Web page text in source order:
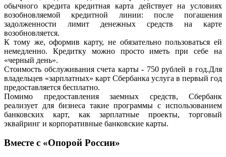
обычного кредита кредитная карта действует на условиях
возобновляемой кредитной линии: после погашения
задолженности лимит денежных средств на карте
возобновляется.
К тому же, оформив карту, не обязательно пользоваться ей
немедленно. Кредитку можно просто иметь при себе на
«черный день».
Стоимость обслуживания счета карты - 750 рублей в год.Для
владельцев «зарплатных» карт Сбербанка услуга в первый год
предоставляется бесплатно.
Помимо предоставления заемных средств, Сбербанк
реализует для бизнеса такие программы с использованием
банковских карт, как зарплатные проекты, торговый
эквайринг и корпоративные банковские карты.
Вместе с «Опорой России»